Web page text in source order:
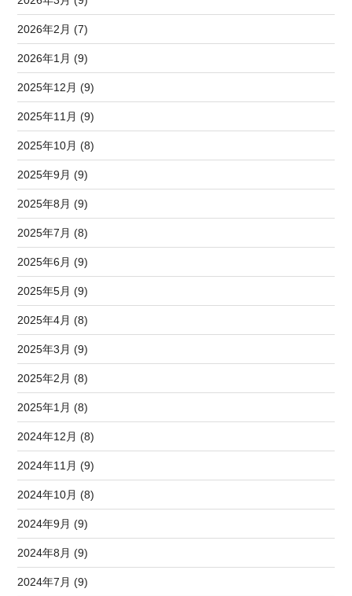
2026年2月 (7)
2026年1月 (9)
2025年12月 (9)
2025年11月 (9)
2025年10月 (8)
2025年9月 (9)
2025年8月 (9)
2025年7月 (8)
2025年6月 (9)
2025年5月 (9)
2025年4月 (8)
2025年3月 (9)
2025年2月 (8)
2025年1月 (8)
2024年12月 (8)
2024年11月 (9)
2024年10月 (8)
2024年9月 (9)
2024年8月 (9)
2024年7月 (9)